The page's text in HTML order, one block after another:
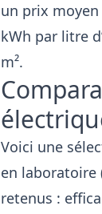
un prix moyen
kWh par litre
m².
Voici une
en laboratoire
retenus :